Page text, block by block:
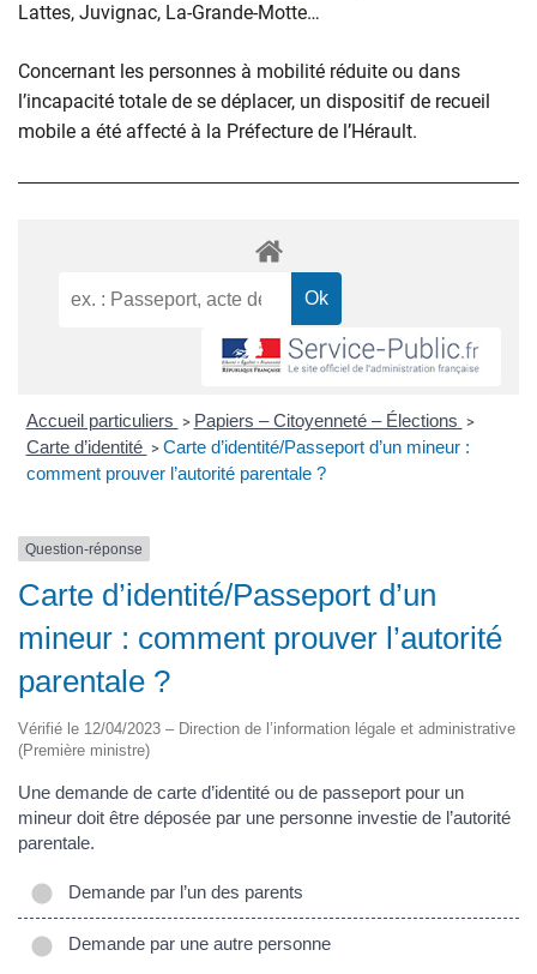
Lattes, Juvignac, La-Grande-Motte…
Concernant les personnes à mobilité réduite ou dans
l’incapacité totale de se déplacer, un dispositif de recueil
mobile a été affecté à la Préfecture de l’Hérault.
Accueil particuliers > Papiers – Citoyenneté – Élections >
Carte d’identité > Carte d’identité/Passeport d’un mineur :
comment prouver l’autorité parentale ?
Question-réponse
Carte d’identité/Passeport d’un
mineur : comment prouver l’autorité
parentale ?
Vérifié le 12/04/2023 – Direction de l’information légale et administrative
(Première ministre)
Une demande de carte d’identité ou de passeport pour un
mineur doit être déposée par une personne investie de l’autorité
parentale.
Demande par l’un des parents
Demande par une autre personne